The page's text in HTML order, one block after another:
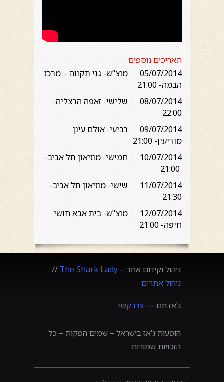
תאריכים נוספים
05/07/2014 מוצ"ש- גני תקווה – מרכז
הבמה- 21:00
08/07/2014 שלישי- זאפה הרצליה-
22:00
09/07/2014 רביעי- אולם עינן
מודיעין- 21:00
10/07/2014 חמישי- מוזיאון תל אביב-
11/07/2014 שישי- מוזיאון תל אביב-
21:30
12/07/2014 מוצ"ש- בית אבא חושי
חיפה- 21:00
ניהול וקידום אתר – The Shark Lady
//
ניהול אתרים
ג'אז חם — צרו קשר
הופעות ג'אז בישראל – שמים הפקות – כל
הזכויות שמורות